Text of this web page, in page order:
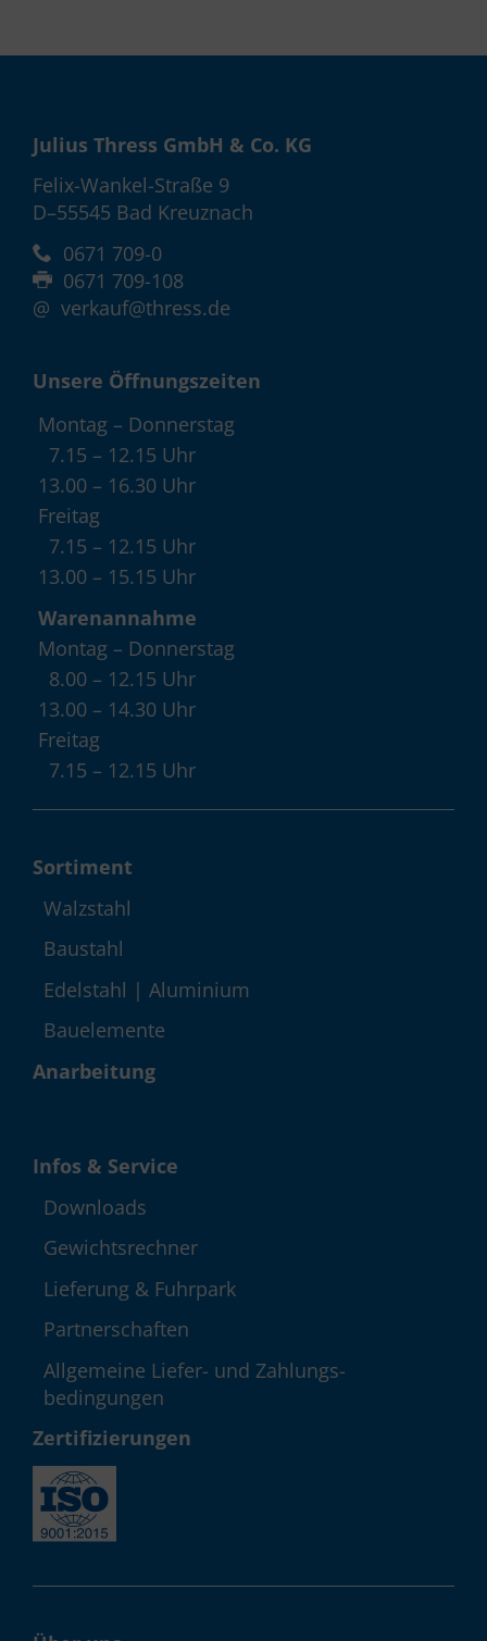
Julius Thress GmbH & Co. KG
Felix-Wankel-Straße 9
D–55545 Bad Kreuznach
0671 709-0
0671 709-108
@ verkauf@thress.de
Unsere Öffnungszeiten
Montag – Donnerstag
7.15 – 12.15 Uhr
13.00 – 16.30 Uhr
Freitag
7.15 – 12.15 Uhr
13.00 – 15.15 Uhr
Warenannahme
Montag – Donnerstag
8.00 – 12.15 Uhr
13.00 – 14.30 Uhr
Freitag
7.15 – 12.15 Uhr
Sortiment
Walzstahl
Baustahl
Edelstahl | Aluminium
Bauelemente
Anarbeitung
Infos & Service
Down­loads
Gewichts­rechner
Lieferung & Fuhrpark
Partner­schaften
Allgemeine Liefer- und Zahlungs­
bedingungen
Zerti­fizie­rungen